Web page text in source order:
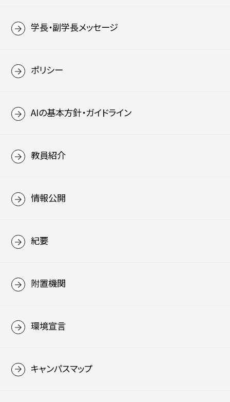
学長・副学長メッセージ
ポリシー
AIの基本方針・ガイドライン
教員紹介
情報公開
紀要
附置機関
環境宣言
キャンパスマップ